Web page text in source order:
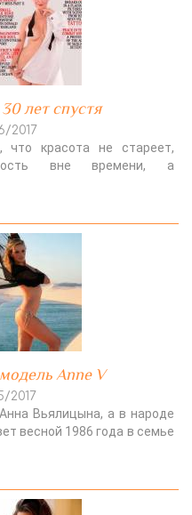
лет спустя
2017
что красота не стареет,
вне времени, а
Anne V
2017
Вьялицына, а в народе
весной 1986 года в семье